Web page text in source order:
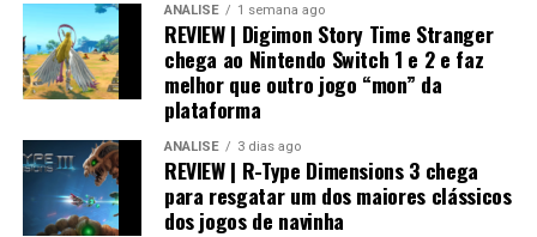
ANÁLISE 1 semana ago
REVIEW | Digimon Story Time Stranger
chega ao Nintendo Switch 1 e 2 e faz
melhor que outro jogo “mon” da
plataforma
ANÁLISE 3 dias ago
REVIEW | R-Type Dimensions 3 chega
para resgatar um dos maiores clássicos
dos jogos de navinha